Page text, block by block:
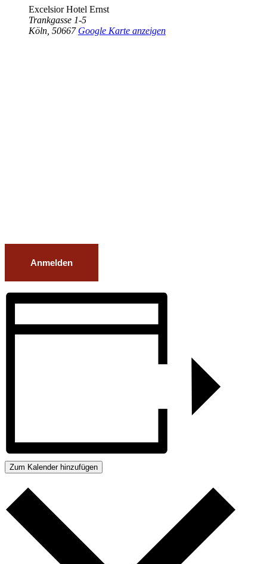
Excelsior Hotel Ernst
Trankgasse 1-5
Köln 50667 Google Karte anzeigen
Anmelden
Zum Kalender hinzufügen